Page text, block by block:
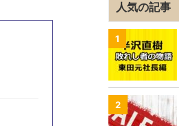
人気の記事